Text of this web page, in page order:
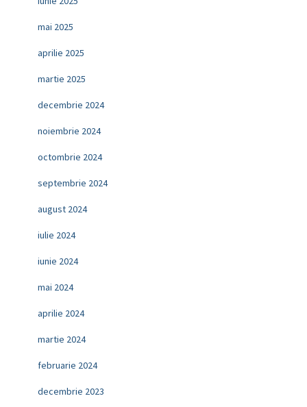
mai 2025
aprilie 2025
martie 2025
decembrie 2024
noiembrie 2024
octombrie 2024
septembrie 2024
august 2024
iulie 2024
iunie 2024
mai 2024
aprilie 2024
martie 2024
februarie 2024
decembrie 2023